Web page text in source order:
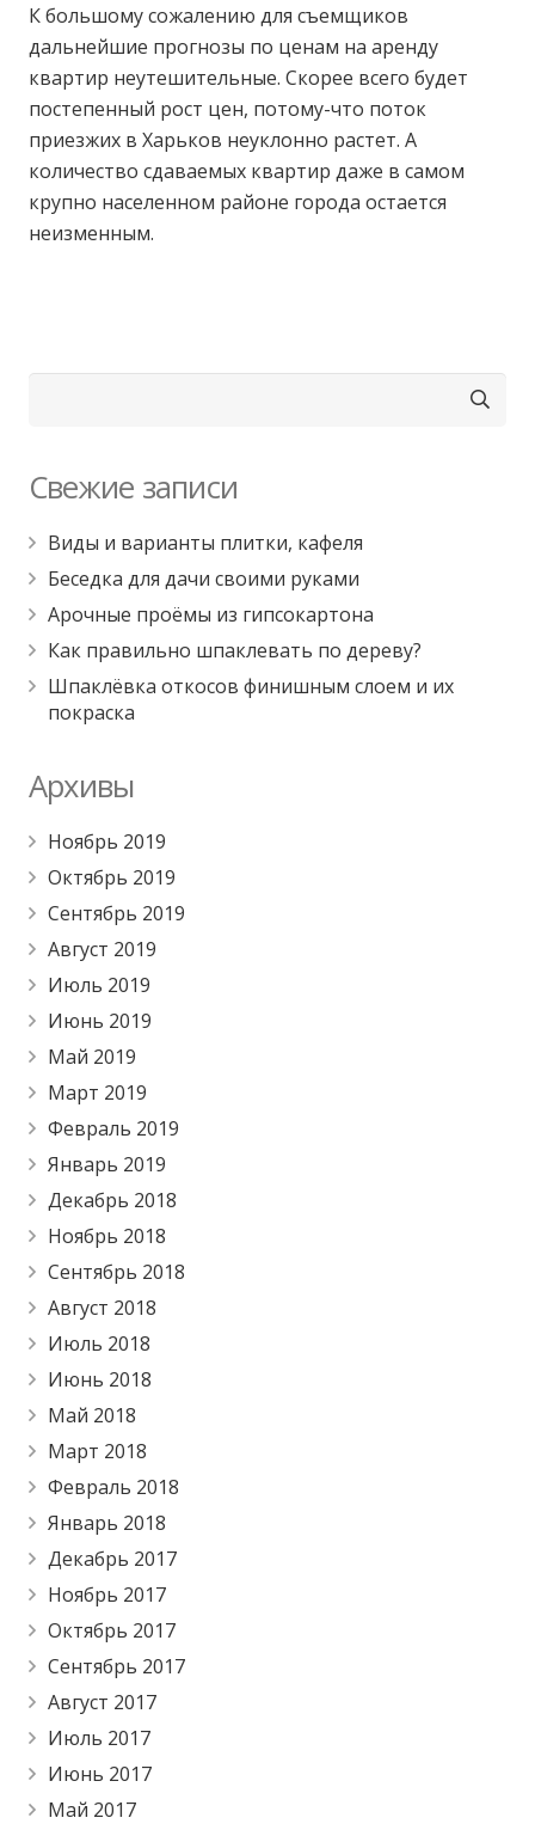
К большому сожалению для съемщиков
дальнейшие прогнозы по ценам на аренду
квартир неутешительные. Скорее всего будет
постепенный рост цен, потому-что поток
приезжих в Харьков неуклонно растет. А
количество сдаваемых квартир даже в самом
крупно населенном районе города остается
неизменным.
Свежие записи
Виды и варианты плитки, кафеля
Беседка для дачи своими руками
Арочные проёмы из гипсокартона
Как правильно шпаклевать по дереву?
Шпаклёвка откосов финишным слоем и их
покраска
Архивы
Ноябрь 2019
Октябрь 2019
Сентябрь 2019
Август 2019
Июль 2019
Июнь 2019
Май 2019
Март 2019
Февраль 2019
Январь 2019
Декабрь 2018
Ноябрь 2018
Сентябрь 2018
Август 2018
Июль 2018
Июнь 2018
Май 2018
Март 2018
Февраль 2018
Январь 2018
Декабрь 2017
Ноябрь 2017
Октябрь 2017
Сентябрь 2017
Август 2017
Июль 2017
Июнь 2017
Май 2017